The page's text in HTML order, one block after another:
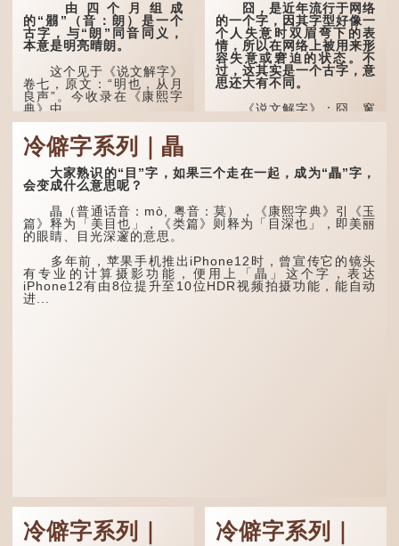
由四个月组成
的“朤”（音：朗）是一个
古字，与“朗”同音同义，
本意是明亮晴朗。
这个见于《说文解字》
卷七，原文：“明也，从月
良声”。今收录在《康熙字
典》中。
这个字，用法颇多。
“朤朤干坤，舍我其
谁。”干坤是《周易》中的
两个卦名，这里指天地、宇
宙等，形容政治清明，天下
太平！
“天空朤朤，任鸟儿高
飞。”也是指天清气明，鸟
儿可高飞。
“朤朤脆脆”就是形容办
事爽快干脆。我...
囧，是近年流行于网络
的一个字，因其字型好像一
个人失意时双眉弯下的表
情，所以在网络上被用来形
容失意或窘迫的状态。不
过，这其实是一个古字，意
思还大有不同。
《说文解字》：囧，窻
牖丽廔闿明。象形。囧，本
名，古书中的「黍于囧」表
示在囧地种黍。
这个古字十分少用，直
至21世纪，网络上开始流
行表情符号，这个字也被网
囧字的「八」像一对委
屈的八字眉模样，「口」像
惊讶、...
冷僻字系列｜瞐
大家熟识的“目”字，如果三个走在一起，成为“瞐”字，
会变成什么意思呢？
瞐（普通话音：mò, 粤音：莫），《康熙字典》引《玉
篇》释为「美目也」，《类篇》则释为「目深也」，即美丽
的眼睛、目光深邃的意思。
多年前，苹果手机推出iPhone12时，曾宣传它的镜头
有专业的计算摄影功能，便用上「瞐」这个字，表达
iPhone12有由8位提升至10位HDR视频拍摄功能，能自动
进...
冷僻字系列｜
冷僻字系列｜